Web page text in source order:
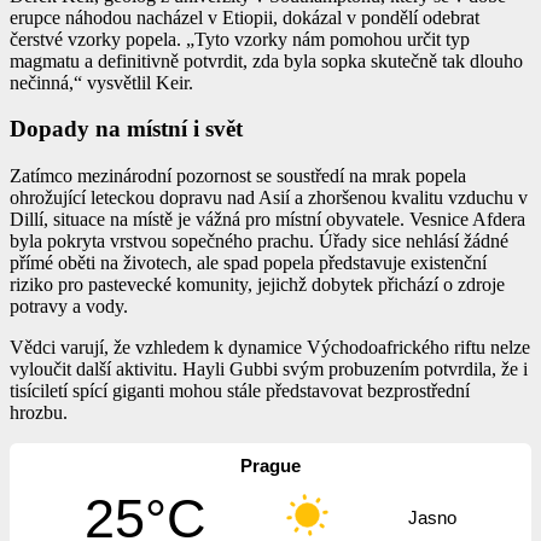
erupce náhodou nacházel v Etiopii, dokázal v pondělí odebrat
čerstvé vzorky popela. „Tyto vzorky nám pomohou určit typ
magmatu a definitivně potvrdit, zda byla sopka skutečně tak dlouho
nečinná,“ vysvětlil Keir.
Dopady na místní i svět
Zatímco mezinárodní pozornost se soustředí na mrak popela
ohrožující leteckou dopravu nad Asií a zhoršenou kvalitu vzduchu v
Dillí, situace na místě je vážná pro místní obyvatele. Vesnice Afdera
byla pokryta vrstvou sopečného prachu. Úřady sice nehlásí žádné
přímé oběti na životech, ale spad popela představuje existenční
riziko pro pastevecké komunity, jejichž dobytek přichází o zdroje
potravy a vody.
Vědci varují, že vzhledem k dynamice Východoafrického riftu nelze
vyloučit další aktivitu. Hayli Gubbi svým probuzením potvrdila, že i
tisíciletí spící giganti mohou stále představovat bezprostřední
hrozbu.
Prague
25°C Jasno